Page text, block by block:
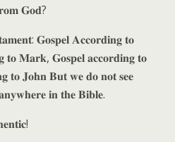
𝐆𝐨𝐝?
𝐆𝐨𝐬𝐩𝐞𝐥 𝐀𝐜𝐜𝐨𝐫𝐝𝐢𝐧𝐠 𝐭𝐨
𝐭𝐨 𝐌𝐚𝐫𝐤, 𝐆𝐨𝐬𝐩𝐞𝐥 𝐚𝐜𝐜𝐨𝐫𝐝𝐢𝐧𝐠 𝐭𝐨
𝐭𝐨 𝐉𝐨𝐡𝐧 𝐁𝐮𝐭 𝐰𝐞 𝐝𝐨 𝐧𝐨𝐭 𝐬𝐞𝐞
𝐢𝐧 𝐭𝐡𝐞 𝐁𝐢𝐛𝐥𝐞.